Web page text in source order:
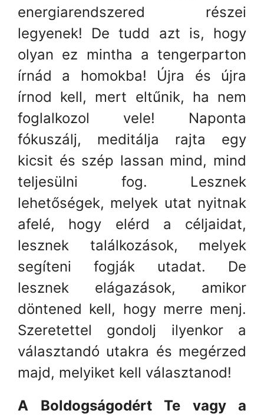
energiarendszered részei
legyenek! De tudd azt is, hogy
olyan ez mintha a tengerparton
írnád a homokba! Újra és újra
írnod kell, mert eltűnik, ha nem
foglalkozol vele! Naponta
fókuszálj, meditálja rajta egy
kicsit és szép lassan mind, mind
teljesülni fog. Lesznek
lehetőségek, melyek utat nyitnak
afelé, hogy elérd a céljaidat,
lesznek találkozások, melyek
segíteni fogják utadat. De
lesznek elágazások, amikor
döntened kell, hogy merre menj.
Szeretettel gondolj ilyenkor a
választandó utakra és megérzed
majd, melyiket kell választanod!
A Boldogságodért Te vagy a